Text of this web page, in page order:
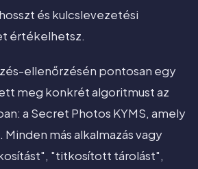
és kulcslevezetési
értékelhetsz.
ellenőrzésén pontosan egy
meg konkrét algoritmust az
a Secret Photos KYMS, amely
Minden más alkalmazás vagy
"titkosított tárolást",